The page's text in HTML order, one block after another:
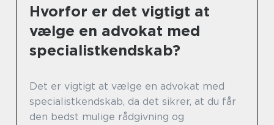
Hvorfor er det vigtigt at
vælge en advokat med
specialistkendskab?
Det er vigtigt at vælge en advokat med
specialistkendskab, da det sikrer, at du får
den bedst mulige rådgivning og